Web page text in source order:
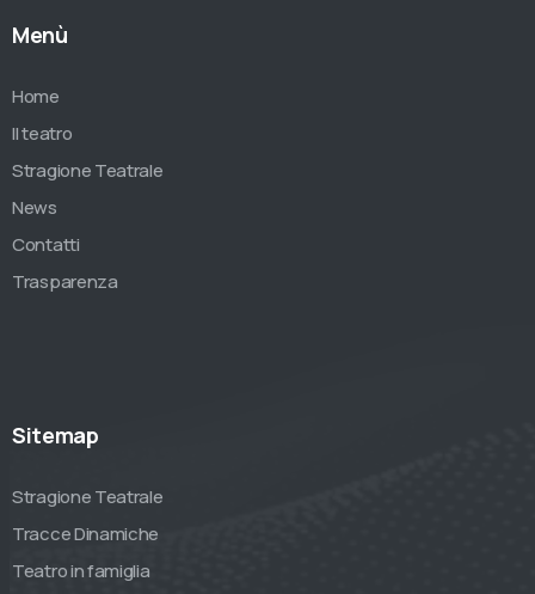
Menù
Home
Il teatro
Stragione Teatrale
News
Contatti
Trasparenza
Sitemap
Stragione Teatrale
Tracce Dinamiche
Teatro in famiglia